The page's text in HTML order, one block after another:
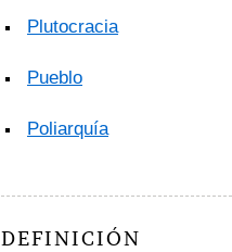
Plutocracia
Pueblo
Poliarquía
DEFINICIÓN